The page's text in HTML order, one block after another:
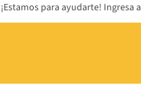
¡Estamos para ayudarte! Ingresa a